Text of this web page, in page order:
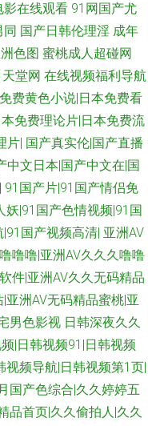
频正片 日本乱论视频 精品日
人妻妻 91视频免费入口 探花
影网 91高清无码电影 超碰在
人 第一福利 人人操人人爽 豆
国a爽v www青艹 男人天堂TV
交 成人福利网站 久草视频福
vv 日韩欧美h av在线色色 中
美撸日韩 激情四射天柳婷婷
黄色网址 日韩人成精品 国产
久国产精品视频 免费观看91
影在线观看 91网国产尤
同 国产日韩伦理淫 成年
色图 蜜桃成人超碰网
堂网 在线视频福利导航
费黄色小说|日本免费看
免费理论片|日本免费流
片| 国产真实伦|国产直播
中文日本|国产中文在|国
91国产片|91国产情侣免
妖|91国产色情视频|91国
国产视频高清| 亚洲AV
噜噜|亚洲AV久久久噜噜
件|亚洲AV久久无码精品
亚洲AV无码精品蜜桃|亚
男色影视 日韩深夜久久
|日韩视频91|日韩视频
视频导航|日韩视频第1页|
国产色综合|久久婷婷五
品首页|久久偷拍人|久久